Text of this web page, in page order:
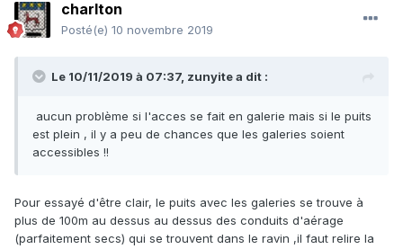
charlton
Posté(e) 10 novembre 2019
Le 10/11/2019 à 07:37, zunyitea dit :
aucun problème si l'acces se fait en galerie mais si le puits
est plein , il y a peu de chances que les galeries soient
accessibles !!
Pour essayé d'être clair, le puits avec les galeries se trouve à
plus de 100m au dessus au dessus des conduits d'aérage
(parfaitement secs) qui se trouvent dans le ravin ,il faut relire la